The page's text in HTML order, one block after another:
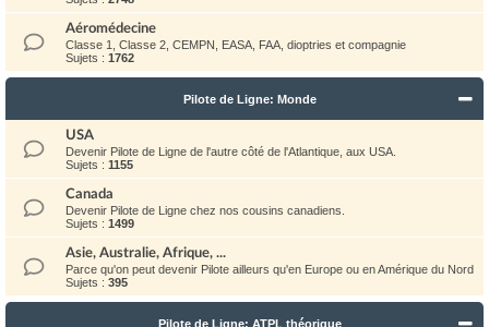
Aéromédecine
Classe 1, Classe 2, CEMPN, EASA, FAA, dioptries et compagnie
Sujets : 1762
Pilote de Ligne: Monde
USA
Devenir Pilote de Ligne de l'autre côté de l'Atlantique, aux USA.
Sujets : 1155
Canada
Devenir Pilote de Ligne chez nos cousins canadiens.
Sujets : 1499
Asie, Australie, Afrique, ...
Parce qu'on peut devenir Pilote ailleurs qu'en Europe ou en Amérique du Nord
Sujets : 395
Pilote de Ligne: ATPL théorique